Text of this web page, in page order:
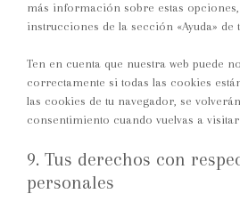
más información sobre estas opciones,
instrucciones de la sección «Ayuda» de
Ten en cuenta que nuestra web puede
correctamente si todas las cookies
las cookies de tu navegador, se
consentimiento cuando vuelvas a visitar
9. Tus derechos con
personales